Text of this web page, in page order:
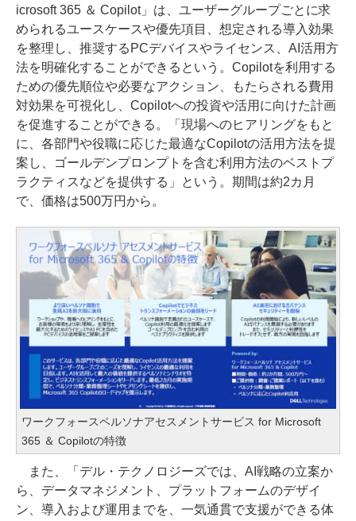
icrosoft 365 ＆ Copilot」は、ユーザーグループごとに求
められるユースケースや優先項目、想定される導入効果
を整理し、推奨するPCデバイスやライセンス、AI活用方
法を明確化することができるという。Copilotを利用する
ための優先順位や必要なアクション、もたらされる費用
対効果を可視化し、Copilotへの投資や活用に向けた計画
を促進することができる。「現場へのヒアリングをもと
に、各部門や役職に応じた最適なCopilotの活用方法を提
案し、ゴールデンプロンプトを含む利用方法のベストプ
ラクティスなどを提供する」という。期間は約2カ月
で、価格は500万円から。
ワークフォースペルソナアセスメントサービス for Microsoft
365 ＆ Copilotの特徴
また、「デル・テクノロジーズでは、AI戦略の立案か
ら、データマネジメント、プラットフォームのデザイ
ン、導入および運用までを、一気通貫で支援ができる体